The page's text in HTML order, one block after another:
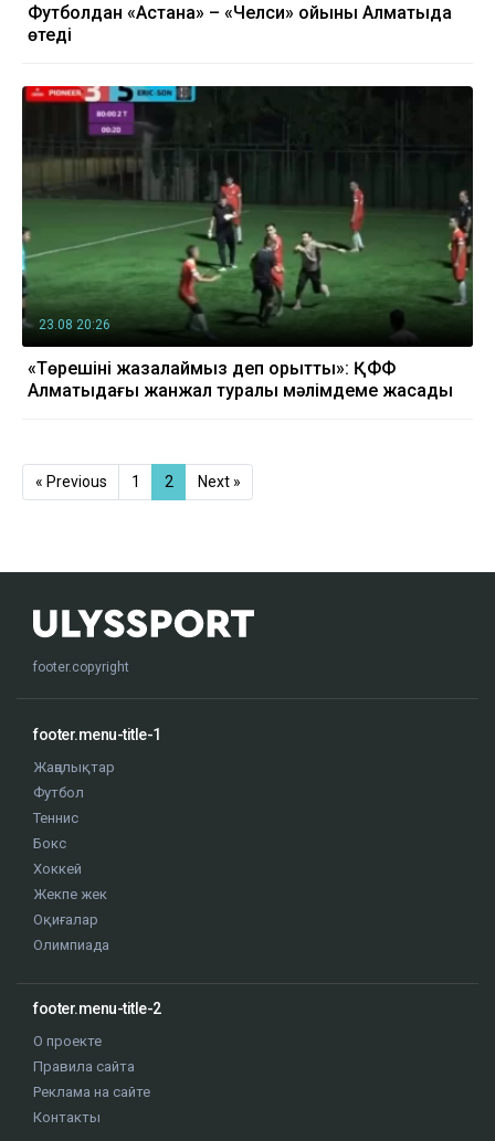
Футболдан «Астана» – «Челси» ойыны Алматыда
өтеді
23.08 20:26
«Төрешіні жазалаймыз деп қорқытты»: ҚФФ
Алматыдағы жанжал туралы мәлімдеме жасады
« Previous 1 2 Next »
footer.copyright
footer.menu-title-1
Жаңалықтар
Футбол
Теннис
Бокс
Хоккей
Жекпе жек
Оқиғалар
Олимпиада
footer.menu-title-2
О проекте
Правила сайта
Реклама на сайте
Контакты